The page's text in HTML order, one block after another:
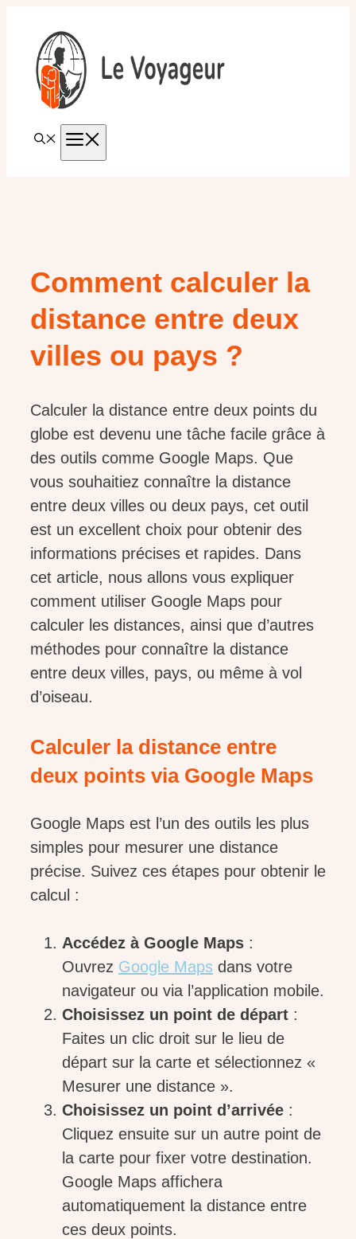
contenu
Comment calculer la
distance entre deux
villes ou pays ?
Calculer la distance entre deux points du
globe est devenu une tâche facile grâce à
des outils comme Google Maps. Que
vous souhaitiez connaître la distance
entre deux villes ou deux pays, cet outil
est un excellent choix pour obtenir des
informations précises et rapides. Dans
cet article, nous allons vous expliquer
comment utiliser Google Maps pour
calculer les distances, ainsi que d’autres
méthodes pour connaître la distance
entre deux villes, pays, ou même à vol
d’oiseau.
Calculer la distance entre
deux points via Google Maps
Google Maps est l’un des outils les plus
simples pour mesurer une distance
précise. Suivez ces étapes pour obtenir le
calcul :
Accédez à Google Maps :
Ouvrez Google Maps dans votre
navigateur ou via l’application mobile.
Choisissez un point de départ :
Faites un clic droit sur le lieu de
départ sur la carte et sélectionnez «
Mesurer une distance ».
Choisissez un point d’arrivée :
Cliquez ensuite sur un autre point de
la carte pour fixer votre destination.
Google Maps affichera
automatiquement la distance entre
ces deux points.